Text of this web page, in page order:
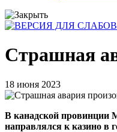
Страшная
18 июня 2023
В канадской провинции
направлялся к казино в